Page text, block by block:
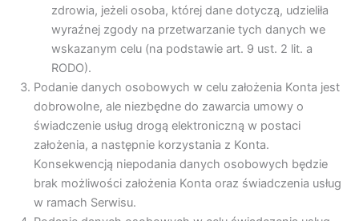
zdrowia, jeżeli osoba, której dane dotyczą, udzieliła
wyraźnej zgody na przetwarzanie tych danych we
wskazanym celu (na podstawie art. 9 ust. 2 lit. a
RODO).
Podanie danych osobowych w celu założenia Konta jest
dobrowolne, ale niezbędne do zawarcia umowy o
świadczenie usług drogą elektroniczną w postaci
założenia, a następnie korzystania z Konta.
Konsekwencją niepodania danych osobowych będzie
brak możliwości założenia Konta oraz świadczenia usług
w ramach Serwisu.